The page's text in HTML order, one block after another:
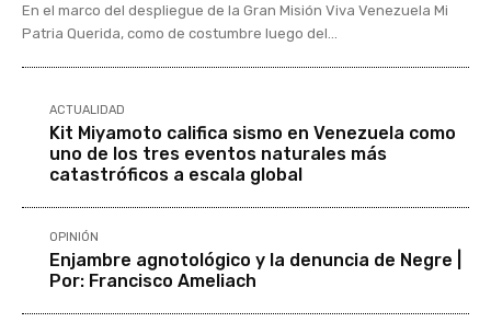
En el marco del despliegue de la Gran Misión Viva Venezuela Mi
Patria Querida, como de costumbre luego del...
ACTUALIDAD
Kit Miyamoto califica sismo en Venezuela como
uno de los tres eventos naturales más
catastróficos a escala global
OPINIÓN
Enjambre agnotológico y la denuncia de Negre |
Por: Francisco Ameliach